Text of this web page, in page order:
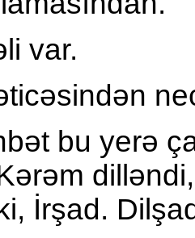
var.
bu yerə
İrşad.